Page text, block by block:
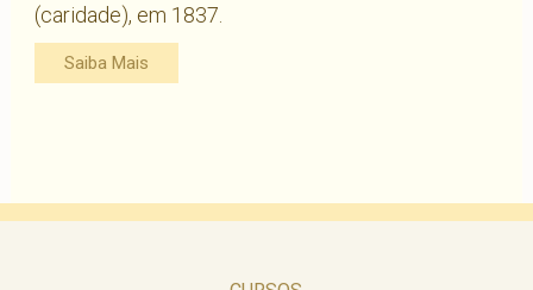
(caridade), em 1837.
Saiba Mais